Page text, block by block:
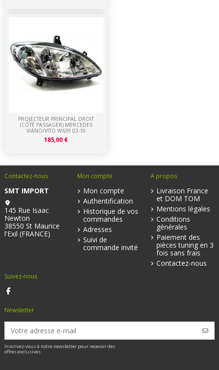
PROJECTEUR PRINCIPAL DROIT
(CÔTÉ PASSAGER) MERCEDES
VIANO/VITO W639 03-10
185,00 €
Contactez-nous
SMT IMPORT
145 Rue Isaac
Newton
38550 St Maurice
l'Exil (FRANCE)
Mon compte
Mon compte
Authentification
Historique de vos
commandes
Adresses
Suivi de
commande invité
A propos
Livraison France
et DOM TOM
Mentions légales
Conditions
générales
Paiement des
pièces tuning en 3
fois sans frais
Contactez-nous
Suivez-nous
Newsletter
Inscrivez-vous à notre newsletter pour recevoir des
offres exclusives.